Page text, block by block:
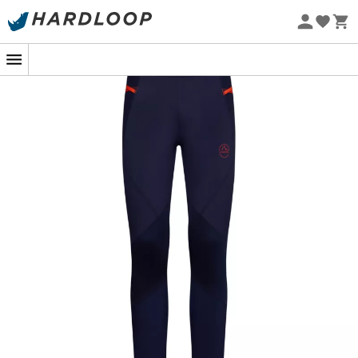
Zomeraanbiedingen 🔥 -5% EXTRA vanaf 2 producten* met